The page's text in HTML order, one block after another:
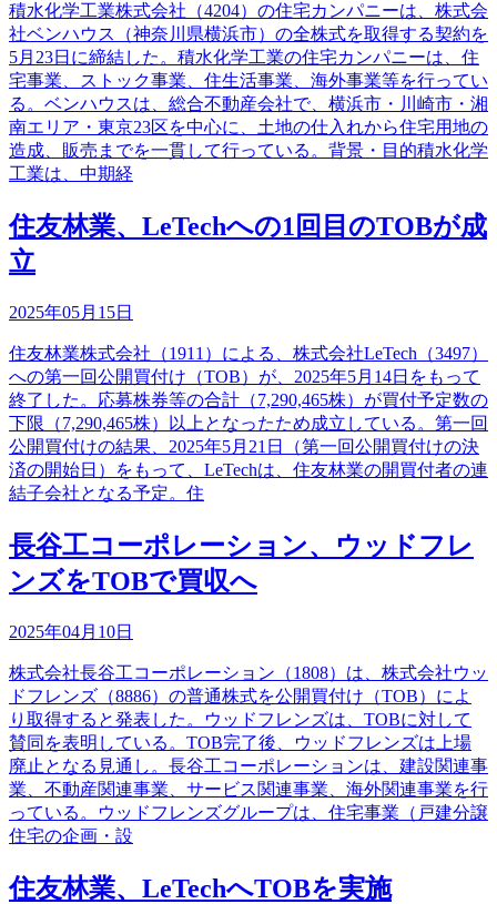
積水化学工業株式会社（4204）の住宅カンパニーは、株式会
社ベンハウス（神奈川県横浜市）の全株式を取得する契約を
5月23日に締結した。積水化学工業の住宅カンパニーは、住
宅事業、ストック事業、住生活事業、海外事業等を行ってい
る。ベンハウスは、総合不動産会社で、横浜市・川崎市・湘
南エリア・東京23区を中心に、土地の仕入れから住宅用地の
造成、販売までを一貫して行っている。背景・目的積水化学
工業は、中期経
住友林業、LeTechへの1回目のTOBが成
立
2025年05月15日
住友林業株式会社（1911）による、株式会社LeTech（3497）
への第一回公開買付け（TOB）が、2025年5月14日をもって
終了した。応募株券等の合計（7,290,465株）が買付予定数の
下限（7,290,465株）以上となったため成立している。第一回
公開買付けの結果、2025年5月21日（第一回公開買付けの決
済の開始日）をもって、LeTechは、住友林業の開買付者の連
結子会社となる予定。住
長谷工コーポレーション、ウッドフレ
ンズをTOBで買収へ
2025年04月10日
株式会社長谷工コーポレーション（1808）は、株式会社ウッ
ドフレンズ（8886）の普通株式を公開買付け（TOB）によ
り取得すると発表した。ウッドフレンズは、TOBに対して
賛同を表明している。TOB完了後、ウッドフレンズは上場
廃止となる見通し。長谷工コーポレーションは、建設関連事
業、不動産関連事業、サービス関連事業、海外関連事業を行
っている。ウッドフレンズグループは、住宅事業（戸建分譲
住宅の企画・設
住友林業、LeTechへTOBを実施